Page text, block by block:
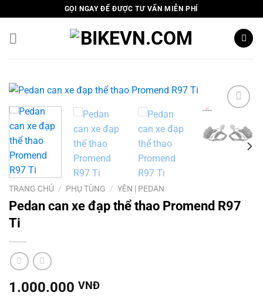
to
content
GỌI NGAY ĐỂ ĐƯỢC TƯ VẤN MIỄN PHÍ
wishlist
TRANG CHỦ / PHỤ TÙNG / YÊN | PEDAN
Pedan can xe đạp thể thao Promend R97
Ti
1.000.000 VNĐ